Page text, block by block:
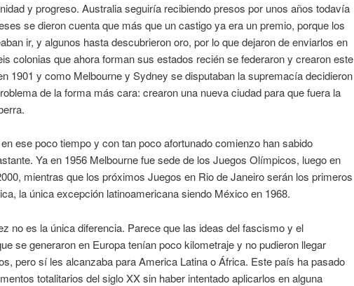
y progreso. Australia seguiría recibiendo presos por unos años todavía
se dieron cuenta que más que un castigo ya era un premio, porque los
ir, y algunos hasta descubrieron oro, por lo que dejaron de enviarlos en
colonias que ahora forman sus estados recién se federaron y crearon este
1901 y como Melbourne y Sydney se disputaban la supremacía decidieron
de la forma más cara: crearon una nueva ciudad para que fuera la
ese poco tiempo y con tan poco afortunado comienzo han sabido
Ya en 1956 Melbourne fue sede de los Juegos Olímpicos, luego en
mientras que los próximos Juegos en Rio de Janeiro serán los primeros
la única excepción latinoamericana siendo México en 1968.
no es la única diferencia. Parece que las ideas del fascismo y el
se generaron en Europa tenían poco kilometraje y no pudieron llegar
pero sí les alcanzaba para America Latina o África. Este país ha pasado
totalitarios del siglo XX sin haber intentado aplicarlos en alguna